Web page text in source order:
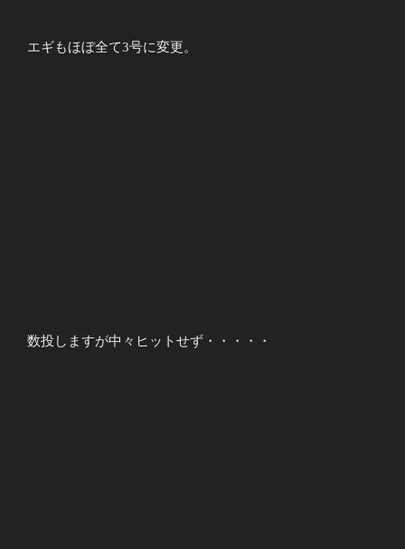
エギもほぼ全て3号に変更。
数投しますが中々ヒットせず・・・・・